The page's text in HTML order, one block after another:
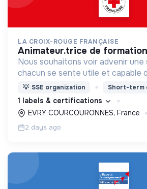
LA CROIX-ROUGE FRANÇAISE
animateur.trice de formation
Nous souhaitons voir advenir
chacun se sente utile et capable
nous proposons des moyens et
d’engagement innovants et
💡 SSE organization Short-term
1 labels & certifications
EVRY COURCOURONNES, France
2 days ago